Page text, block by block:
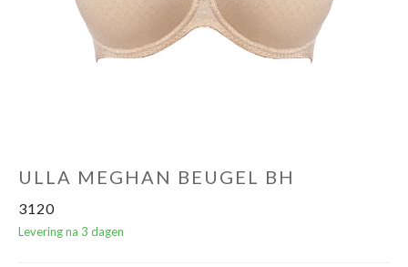
Nachtmode
Ondergoed
Cadeaubon
ULLA MEGHAN BEUGEL BH
3120
Levering na 3 dagen